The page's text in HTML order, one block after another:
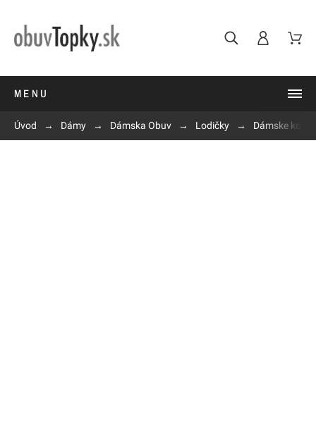
MENU
Úvod Dámy Dámska Obuv Lodičky Dámske